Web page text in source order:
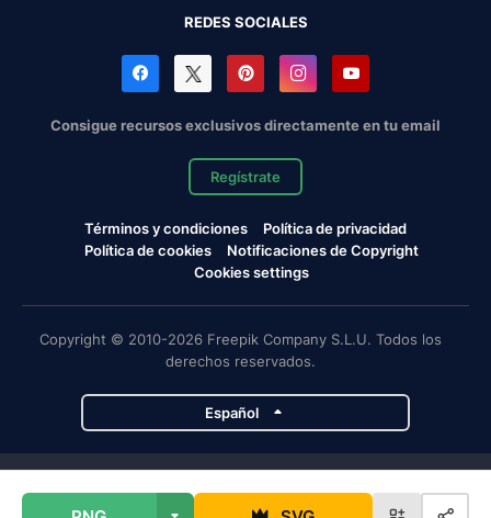
REDES SOCIALES
Consigue recursos exclusivos directamente en tu email
Regístrate
Términos y condiciones
Política de privacidad
Política de cookies
Notificaciones de Copyright
Cookies settings
Copyright © 2010-2026 Freepik Company S.L.U. Todos los
derechos reservados.
Español